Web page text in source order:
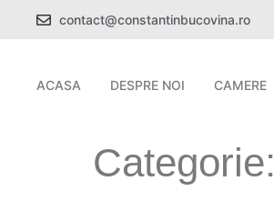
contact@constantinbucovina.ro
ACASA DESPRE NOI CAMERE
Categorie: